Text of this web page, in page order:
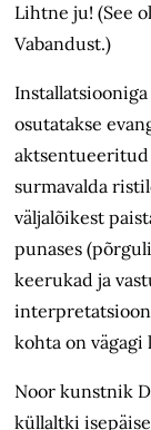
Lihtne ju! (See
Vabandust.)
osutatakse
aktsentueeritud
surmavalda
väljalõikest
punases
keerukad ja
kohta on vägagi
Noor kunstnik
küllaltki